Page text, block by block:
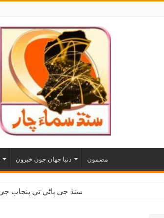
دنيا جهان جون خبرون مضمون
سنڌ جي پاڻي تي پنجاب